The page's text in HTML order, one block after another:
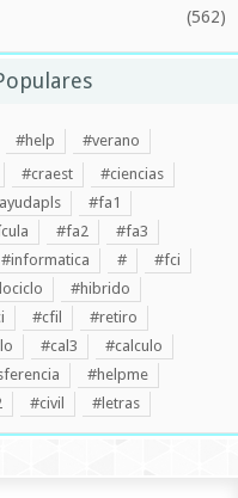
(562)
#help
#verano
#craest
#ciencias
#fa1
#fa2
#fa3
#informatica #
#fci
#hibrido
#cfil
#retiro
#cal3
#calculo
#helpme
#civil #letras